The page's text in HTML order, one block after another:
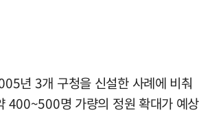
년 3개 구청을 신설한 사례에 비춰
400~500명 가량의 정원 확대가 예상